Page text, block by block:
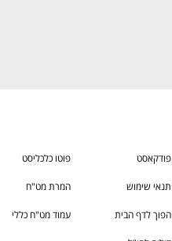
פודקאסט פוטו כלכליסט
תנאי שימוש המרת מט"ח
הפוך לדף הבית עמוד מט"ח כללי